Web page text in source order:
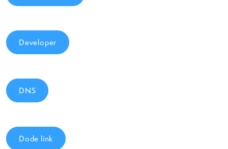
Developer
DNS
Dode link